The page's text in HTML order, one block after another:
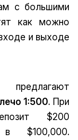
с большими
как можно
и выходе
1:500. При
$200
в $100,000.